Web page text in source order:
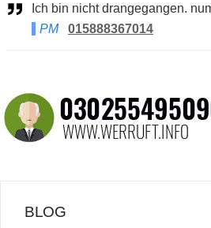
Ich bin nicht drangegangen.
PM
015888367014
BLOG